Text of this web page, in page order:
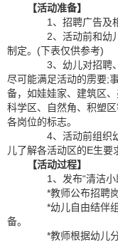
【活动准备】
1、招聘广告及相
2、活动前和幼儿
制定。(下表仅供参考)
3、幼儿对招聘、
尽可能满足活动的雳要;
备，如娃娃家、建筑区
科学区、自然角、积塑
各岗位的标志。
4、活动前组织幼
儿了解各活动区的E生要
【活动过程】
1、发布“清洁小
*教师公布招聘岗
*幼儿自由结伴组
备。
*教师根据幼儿分